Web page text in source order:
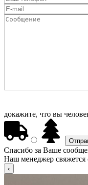
докажите, что вы
Спасибо за Ваше
Наш менеджер